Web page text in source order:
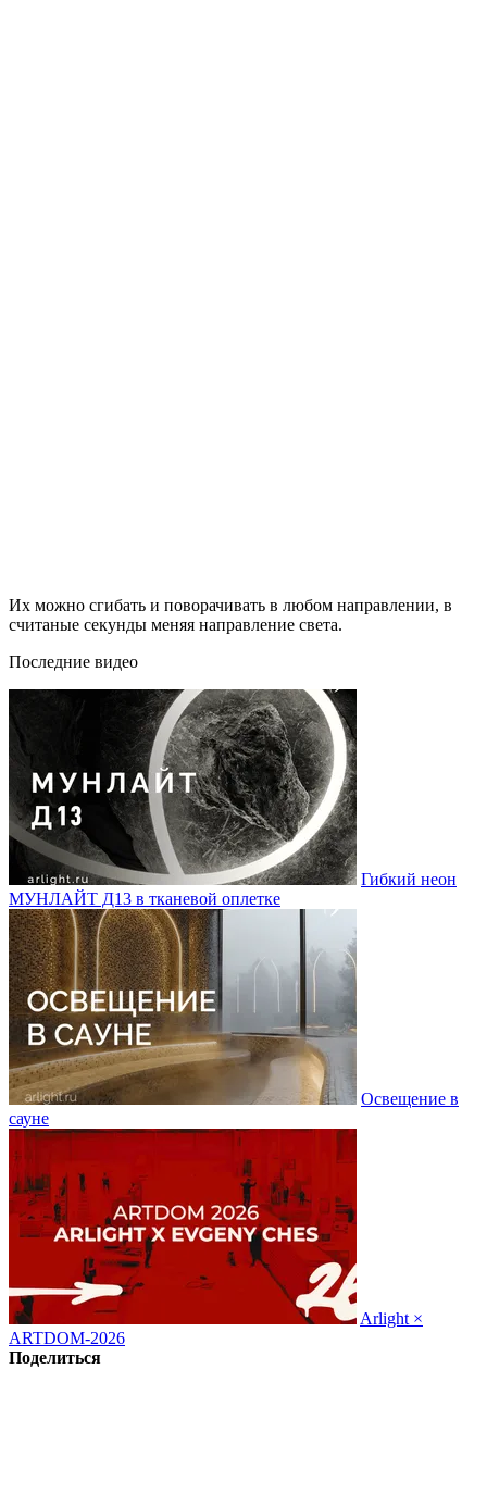
Их можно сгибать и поворачивать в любом направлении, в
считаные секунды меняя направление света.
Последние видео
Гибкий неон
МУНЛАЙТ Д13 в тканевой оплетке
Освещение в
сауне
Arlight ×
ARTDOM-2026
Поделиться